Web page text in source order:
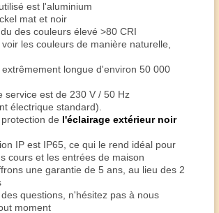
est l'aluminium
mat et noir
des couleurs élevé >80 CRI
les couleurs de manière naturelle,
longue d'environ 50 000
service est de 230 V / 50 Hz
électrique standard).
de l'éclairage extérieur noir
IP est IP65, ce qui le rend idéal pour
cours et les entrées de maison
une garantie de 5 ans, au lieu des 2
questions, n'hésitez pas à nous
moment